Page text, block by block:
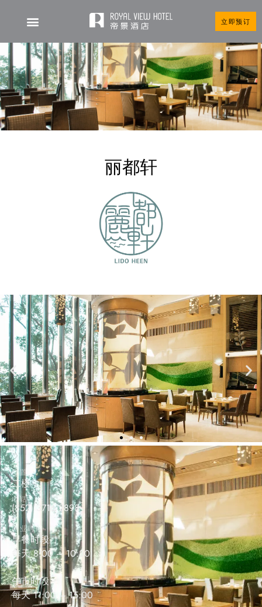
立即预订
丽都轩
位置
二楼
电话
(852) 3716 2898
营业时间
早餐时段
每天 8:00 – 10:30
午市时段
每天 11:00 – 15:00